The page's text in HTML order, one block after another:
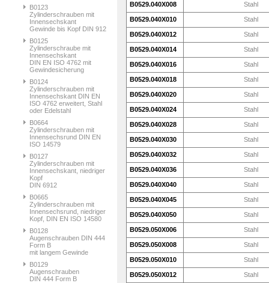
B0123
Zylinderschrauben mit
Innensechskant
Gewinde bis Kopf DIN 912
B0125
Zylinderschraube mit
Innensechskant
DIN EN ISO 4762 mit
Gewindesicherung
B0124
Zylinderschrauben mit
Innensechskant DIN EN
ISO 4762 erweitert, Stahl
oder Edelstahl
B0664
Zylinderschrauben mit
Innensechsrund DIN EN
ISO 14579
B0127
Zylinderschrauben mit
Innensechskant, niedriger
Kopf
DIN 6912
B0665
Zylinderschrauben mit
Innensechsrund, niedriger
Kopf, DIN EN ISO 14580
B0128
Augenschrauben DIN 444
Form B
mit langem Gewinde
B0129
Augenschrauben
DIN 444 Form B
B0529.040X008 Stahl
B0529.040X010 Stahl
B0529.040X012 Stahl
B0529.040X014 Stahl
B0529.040X016 Stahl
B0529.040X018 Stahl
B0529.040X020 Stahl
B0529.040X024 Stahl
B0529.040X028 Stahl
B0529.040X030 Stahl
B0529.040X032 Stahl
B0529.040X036 Stahl
B0529.040X040 Stahl
B0529.040X045 Stahl
B0529.040X050 Stahl
B0529.050X006 Stahl
B0529.050X008 Stahl
B0529.050X010 Stahl
B0529.050X012 Stahl